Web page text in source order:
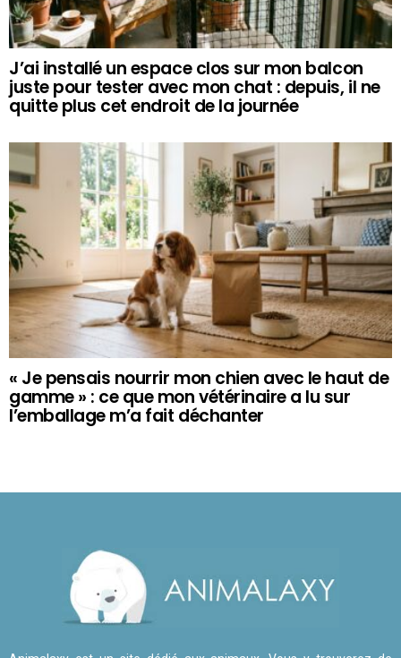
J’ai installé un espace clos sur mon balcon
juste pour tester avec mon chat : depuis, il ne
quitte plus cet endroit de la journée
« Je pensais nourrir mon chien avec le haut de
gamme » : ce que mon vétérinaire a lu sur
l’emballage m’a fait déchanter